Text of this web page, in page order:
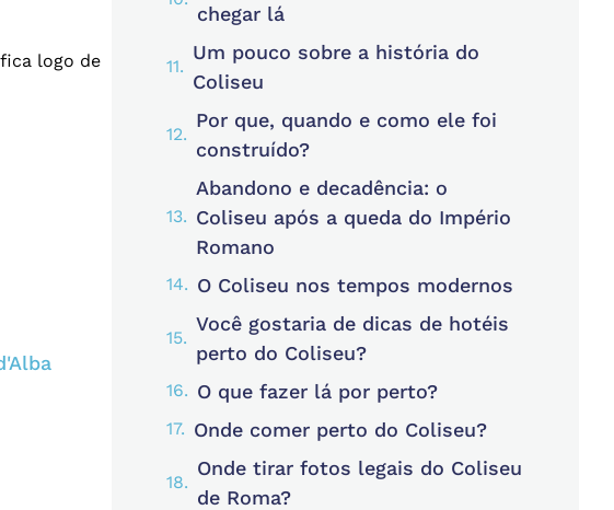
logo de
chegar lá
Um pouco sobre a história do
Coliseu
Por que, quando e como ele foi
construído?
Abandono e decadência: o
Coliseu após a queda do Império
Romano
O Coliseu nos tempos modernos
Você gostaria de dicas de hotéis
perto do Coliseu?
O que fazer lá por perto?
Onde comer perto do Coliseu?
Onde tirar fotos legais do Coliseu
de Roma?